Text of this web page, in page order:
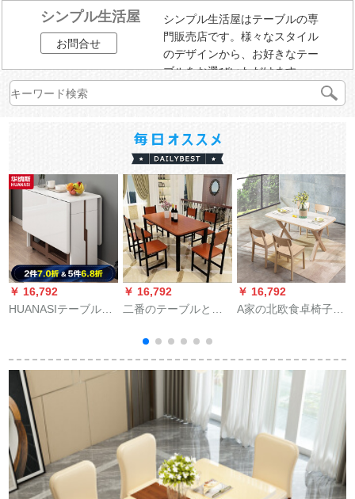
シンプル生活屋
お問合せ
シンプル生活屋はテーブルの専
門販売店です。様々なスタイル
のデザインから、お好きなテー
ブルをお選びいただけます。
￥ 16,792
HUANASIテーブル北
ブルのセットは白い
テーブルと二つの椅
子（48〓）です。
￥ 16,792
二番のテーブルとテ
プロテーブル長方形
家庭用テーブルレス
トランのテーブル4
黒い棚110*60テーブ
ルに椅子4つを配置し
ます。
￥ 16,792
A家の北欧食卓椅子純
庭用四角いレストラ
ン家具一テーブル素
朴な空間原木色一テ
ーブル四椅子